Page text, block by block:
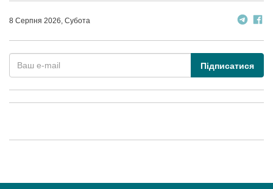
8 Серпня 2026, Субота
Підписатися